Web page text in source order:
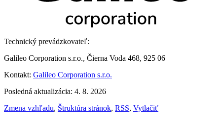
Technický prevádzkovateľ:
Galileo Corporation s.r.o., Čierna Voda 468, 925 06
Kontakt: Galileo Corporation s.r.o.
Posledná aktualizácia: 4. 8. 2026
Zmena vzhľadu, Štruktúra stránok, RSS, Vytlačiť